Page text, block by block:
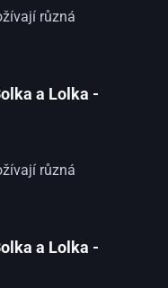
různá
a Lolka -
různá
a Lolka -